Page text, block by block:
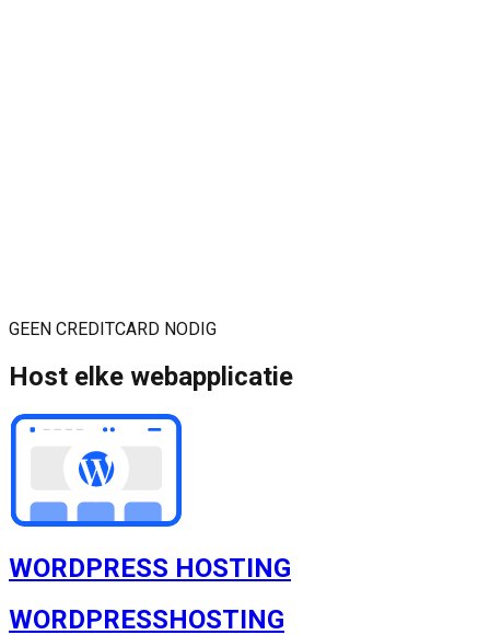
GEEN CREDITCARD NODIG
Host elke webapplicatie
WORDPRESS HOSTING
WORDPRESSHOSTING